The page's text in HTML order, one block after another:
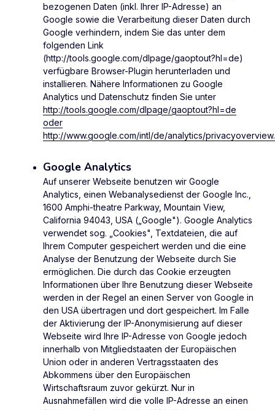
bezogenen Daten (inkl. Ihrer IP-Adresse) an
Google sowie die Verarbeitung dieser Daten durch
Google verhindern, indem Sie das unter dem
folgenden Link
(http://tools.google.com/dlpage/gaoptout?hl=de)
verfügbare Browser-Plugin herunterladen und
installieren. Nähere Informationen zu Google
Analytics und Datenschutz finden Sie unter
http://tools.google.com/dlpage/gaoptout?hl=de
oder
http://www.google.com/intl/de/analytics/
Google Analytics
Auf unserer Webseite benutzen wir Google
Analytics, einen Webanalysedienst der Google Inc.,
1600 Amphi-theatre Parkway, Mountain View,
California 94043, USA („Google"). Google Analytics
verwendet sog. „Cookies", Textdateien, die auf
Ihrem Computer gespeichert werden und die eine
Analyse der Benutzung der Webseite durch Sie
ermöglichen. Die durch das Cookie erzeugten
Informationen über Ihre Benutzung dieser Webseite
werden in der Regel an einen Server von Google in
den USA übertragen und dort gespeichert. Im Falle
der Aktivierung der IP-Anonymisierung auf dieser
Webseite wird Ihre IP-Adresse von Google jedoch
innerhalb von Mitgliedstaaten der Europäischen
Union oder in anderen Vertragsstaaten des
Abkommens über den Europäischen
Wirtschaftsraum zuvor gekürzt. Nur in
Ausnahmefällen wird die volle IP-Adresse an einen